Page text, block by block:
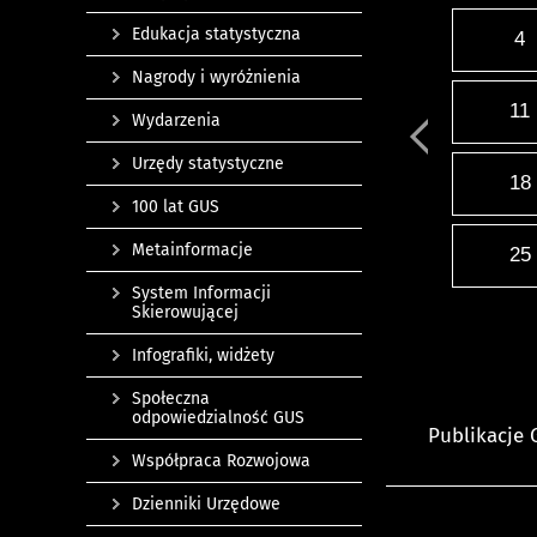
4
11
18
25
Publikacje
Edukacja statystyczna
Nagrody i wyróżnienia
Wydarzenia
Urzędy statystyczne
100 lat GUS
Metainformacje
System Informacji
Skierowującej
Infografiki, widżety
Społeczna
odpowiedzialność GUS
Współpraca Rozwojowa
Dzienniki Urzędowe